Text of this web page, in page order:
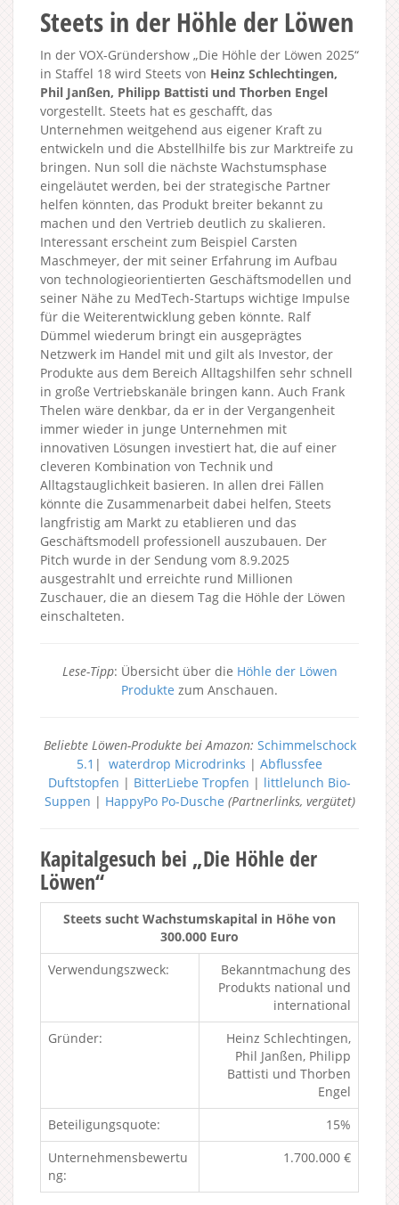
Steets in der Höhle der Löwen
In der VOX-Gründershow „Die Höhle der Löwen 2025“
in Staffel 18 wird Steets von Heinz Schlechtingen,
Phil Janßen, Philipp Battisti und Thorben Engel
vorgestellt. Steets hat es geschafft, das
Unternehmen weitgehend aus eigener Kraft zu
entwickeln und die Abstellhilfe bis zur Marktreife zu
bringen. Nun soll die nächste Wachstumsphase
eingeläutet werden, bei der strategische Partner
helfen könnten, das Produkt breiter bekannt zu
machen und den Vertrieb deutlich zu skalieren.
Interessant erscheint zum Beispiel Carsten
Maschmeyer, der mit seiner Erfahrung im Aufbau
von technologieorientierten Geschäftsmodellen und
seiner Nähe zu MedTech-Startups wichtige Impulse
für die Weiterentwicklung geben könnte. Ralf
Dümmel wiederum bringt ein ausgeprägtes
Netzwerk im Handel mit und gilt als Investor, der
Produkte aus dem Bereich Alltagshilfen sehr schnell
in große Vertriebskanäle bringen kann. Auch Frank
Thelen wäre denkbar, da er in der Vergangenheit
immer wieder in junge Unternehmen mit
innovativen Lösungen investiert hat, die auf einer
cleveren Kombination von Technik und
Alltagstauglichkeit basieren. In allen drei Fällen
könnte die Zusammenarbeit dabei helfen, Steets
langfristig am Markt zu etablieren und das
Geschäftsmodell professionell auszubauen. Der
Pitch wurde in der Sendung vom 8.9.2025
ausgestrahlt und erreichte rund Millionen
Zuschauer, die an diesem Tag die Höhle der Löwen
einschalteten.
Lese-Tipp: Übersicht über die Höhle der Löwen
Produkte zum Anschauen.
Beliebte Löwen-Produkte bei Amazon: Schimmelschock
5.1 | waterdrop Microdrinks | Abflussfee
Duftstopfen | BitterLiebe Tropfen | littlelunch Bio-
Suppen | HappyPo Po-Dusche (Partnerlinks, vergütet)
Kapitalgesuch bei „Die Höhle der
Löwen“
Steets sucht Wachstumskapital in Höhe von
300.000 Euro
Verwendungszweck:
Bekanntmachung des
Produkts national und
international
Gründer:
Heinz Schlechtingen,
Phil Janßen, Philipp
Battisti und Thorben
Engel
Beteiligungsquote:
15%
Unternehmensbewertu
ng:
1.700.000 €